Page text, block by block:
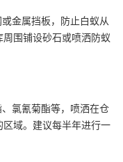
金属挡板，防止白蚁从
围铺设砂石或喷洒防蚁
氯氰菊酯等，喷洒在仓
区域。建议每半年进行一